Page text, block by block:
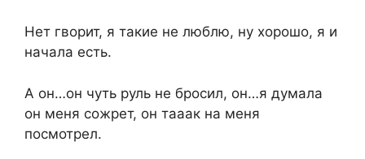
Нет гворит, я такие не люблю, ну хорошо, я и
начала есть.
А он…он чуть руль не бросил, он…я думала
он меня сожрет, он тааак на меня
посмотрел.